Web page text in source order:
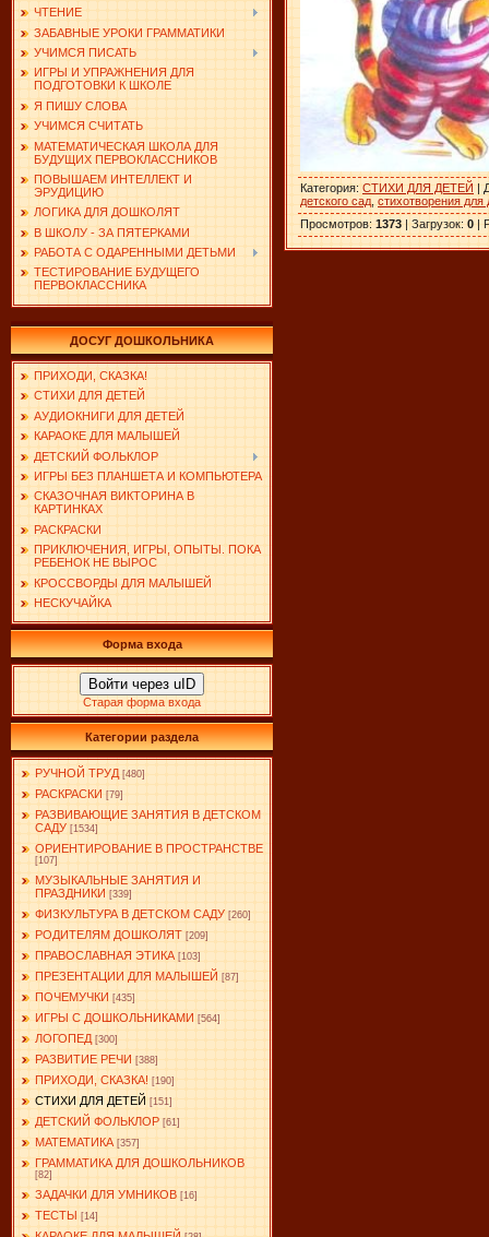
ЧТЕНИЕ
ЗАБАВНЫЕ УРОКИ ГРАММАТИКИ
УЧИМСЯ ПИСАТЬ
ИГРЫ И УПРАЖНЕНИЯ ДЛЯ
ПОДГОТОВКИ К ШКОЛЕ
Я ПИШУ СЛОВА
УЧИМСЯ СЧИТАТЬ
МАТЕМАТИЧЕСКАЯ ШКОЛА ДЛЯ
БУДУЩИХ ПЕРВОКЛАССНИКОВ
ПОВЫШАЕМ ИНТЕЛЛЕКТ И
ЭРУДИЦИЮ
ЛОГИКА ДЛЯ ДОШКОЛЯТ
В ШКОЛУ - ЗА ПЯТЕРКАМИ
РАБОТА С ОДАРЕННЫМИ ДЕТЬМИ
ТЕСТИРОВАНИЕ БУДУЩЕГО
ПЕРВОКЛАССНИКА
ДОСУГ ДОШКОЛЬНИКА
ПРИХОДИ, СКАЗКА!
СТИХИ ДЛЯ ДЕТЕЙ
АУДИОКНИГИ ДЛЯ ДЕТЕЙ
КАРАОКЕ ДЛЯ МАЛЫШЕЙ
ДЕТСКИЙ ФОЛЬКЛОР
ИГРЫ БЕЗ ПЛАНШЕТА И КОМПЬЮТЕРА
СКАЗОЧНАЯ ВИКТОРИНА В
КАРТИНКАХ
РАСКРАСКИ
ПРИКЛЮЧЕНИЯ, ИГРЫ, ОПЫТЫ. ПОКА
РЕБЕНОК НЕ ВЫРОС
КРОССВОРДЫ ДЛЯ МАЛЫШЕЙ
НЕСКУЧАЙКА
Форма входа
Войти через uID
Старая форма входа
Категории раздела
РУЧНОЙ ТРУД [480]
РАСКРАСКИ [79]
РАЗВИВАЮЩИЕ ЗАНЯТИЯ В ДЕТСКОМ
САДУ [1534]
ОРИЕНТИРОВАНИЕ В ПРОСТРАНСТВЕ
[107]
МУЗЫКАЛЬНЫЕ ЗАНЯТИЯ И
ПРАЗДНИКИ [339]
ФИЗКУЛЬТУРА В ДЕТСКОМ САДУ [260]
РОДИТЕЛЯМ ДОШКОЛЯТ [209]
ПРАВОСЛАВНАЯ ЭТИКА [103]
ПРЕЗЕНТАЦИИ ДЛЯ МАЛЫШЕЙ [87]
ПОЧЕМУЧКИ [435]
ИГРЫ С ДОШКОЛЬНИКАМИ [564]
ЛОГОПЕД [300]
РАЗВИТИЕ РЕЧИ [388]
ПРИХОДИ, СКАЗКА! [190]
СТИХИ ДЛЯ ДЕТЕЙ [151]
ДЕТСКИЙ ФОЛЬКЛОР [61]
МАТЕМАТИКА [357]
ГРАММАТИКА ДЛЯ ДОШКОЛЬНИКОВ
[82]
ЗАДАЧКИ ДЛЯ УМНИКОВ [16]
ТЕСТЫ [14]
Категория: СТИХИ ДЛЯ ДЕТЕЙ |
детского сад стихотворения для
Просмотров: 1373 | Загрузок: 0 |